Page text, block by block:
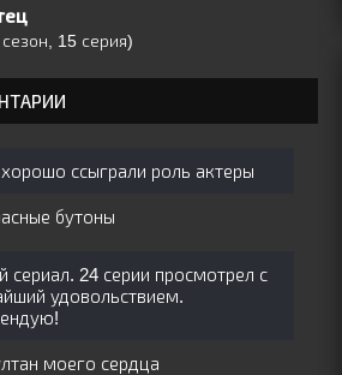
15 серия)
ссыграли роль актеры
бутоны
сериал. 24 серии просмотрел с
удовольствием.
моего сердца